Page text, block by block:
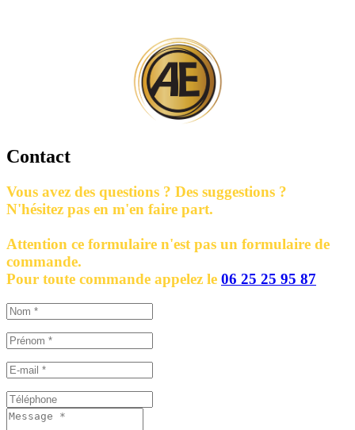
Contact
Vous avez des questions ? Des suggestions ?
N'hésitez pas en m'en faire part.
Attention ce formulaire n'est pas un formulaire de
commande.
Pour toute commande appelez le 06 25 25 95 87